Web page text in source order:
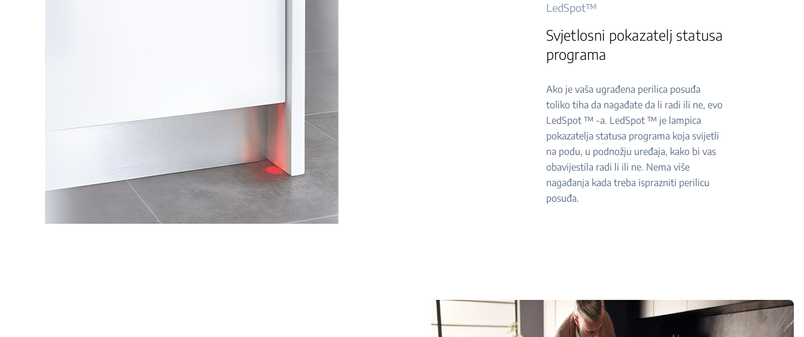
LedSpot™
Svjetlosni pokazatelj statusa
programa
Ako je vaša ugrađena perilica posuđa
toliko tiha da nagađate da li radi ili ne, evo
LedSpot ™ -a. LedSpot ™ je lampica
pokazatelja statusa programa koja svijetli
na podu, u podnožju uređaja, kako bi vas
obavijestila radi li ili ne. Nema više
nagađanja kada treba isprazniti perilicu
posuđa.